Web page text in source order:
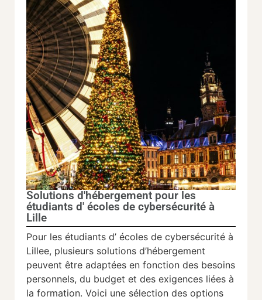
Solutions d'hébergement pour les
étudiants d' écoles de cybersécurité à
Lille
Pour les étudiants d’ écoles de cybersécurité à
Lillee, plusieurs solutions d’hébergement
peuvent être adaptées en fonction des besoins
personnels, du budget et des exigences liées à
la formation. Voici une sélection des options